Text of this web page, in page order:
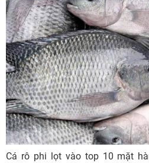
Cá rô phi lọt vào top 10 mặt